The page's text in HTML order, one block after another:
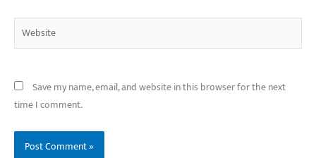
Website
Save my name, email, and website in this browser for the next
time I comment.